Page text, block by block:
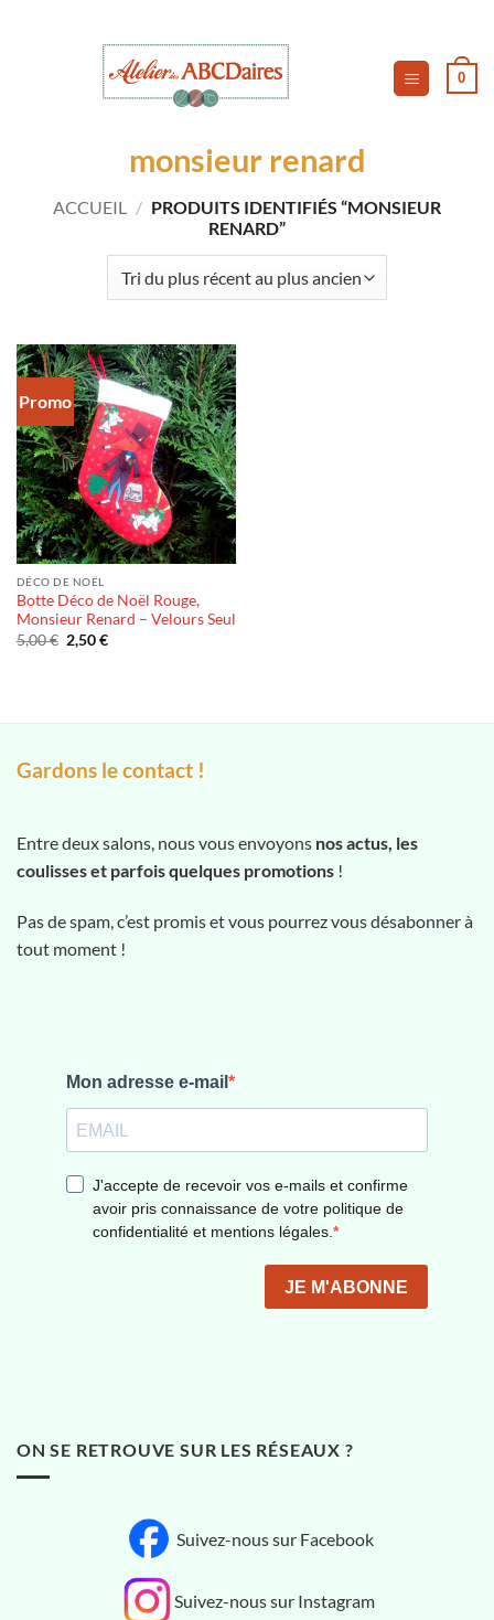
0
monsieur renard
ACCUEIL / PRODUITS IDENTIFIÉS “MONSIEUR
RENARD”
Promo
DÉCO DE NOËL
Botte Déco de Noël Rouge,
Monsieur Renard – Velours Seul
5,00€ Le
prix
2,50€Le
Gardons le contact !
Entre deux salons, nous vous envoyons nos actus, les
coulisses et parfois quelques promotions !
Pas de spam, c’est promis et vous pourrez vous désabonner à
tout moment !
ON SE RETROUVE SUR LES RÉSEAUX ?
Suivez-nous sur Facebook
Suivez-nous sur Instagram